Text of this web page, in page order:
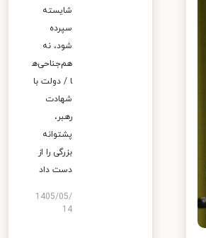
شایسته
سپرده
شود، نه
هم‌جناحی‌ه
ا / دولت با
شهادت
رهبر،
پشتوانه
بزرگی را از
دست داد
1405/05/
14